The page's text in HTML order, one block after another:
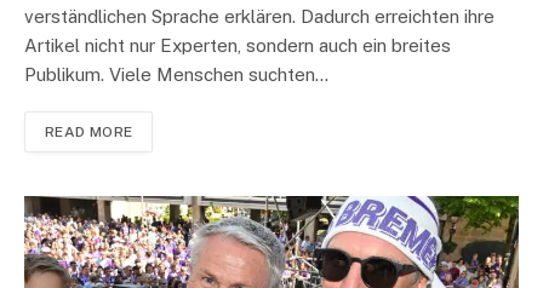
verständlichen Sprache erklären. Dadurch erreichten ihre
Artikel nicht nur Experten, sondern auch ein breites
Publikum. Viele Menschen suchten…
READ MORE